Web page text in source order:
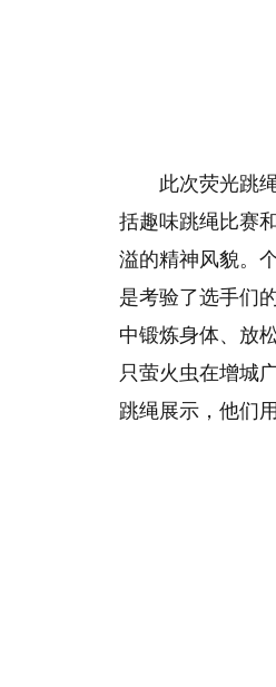
此次荧光跳
括趣味跳绳比赛
溢的精神风貌。
是考验了选手们
中锻炼身体、放
只萤火虫在增城
跳绳展示，他们